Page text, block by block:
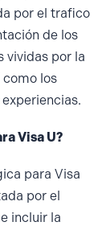
por el trafico
de los
vividas por la
los
Visa U?
para Visa
por el
incluir la